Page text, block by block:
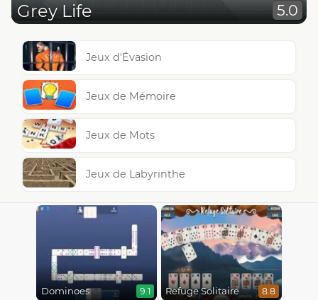
Grey Life 5.0
Jeux d'Évasion
Jeux de Mémoire
Jeux de Mots
Jeux de Labyrinthe
Dominoes 9.1 Refuge Solitaire 8.8